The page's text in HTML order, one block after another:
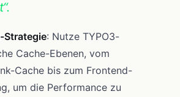
Strategie: Nutze TYPO3-
Cache-Ebenen, vom
Cache bis zum Frontend-
um die Performance zu